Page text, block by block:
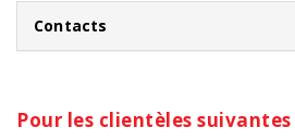
Contacts
Pour les clientèles suivantes